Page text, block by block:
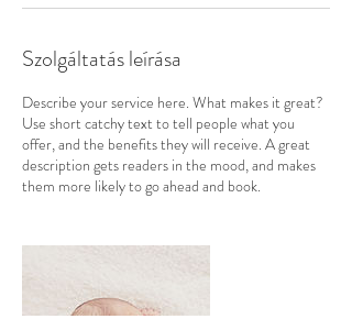
Szolgáltatás leírása
Describe your service here. What makes it great?
Use short catchy text to tell people what you
offer, and the benefits they will receive. A great
description gets readers in the mood, and makes
them more likely to go ahead and book.